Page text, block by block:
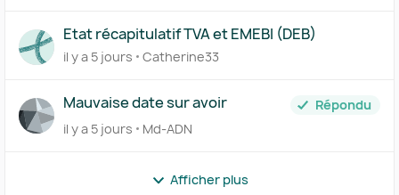
Etat récapitulatif TVA et EMEBI (DEB)
il y a 5 jours Catherine33
Mauvaise date sur avoir
Répondu
il y a 5 jours
Md-ADN
Afficher plus